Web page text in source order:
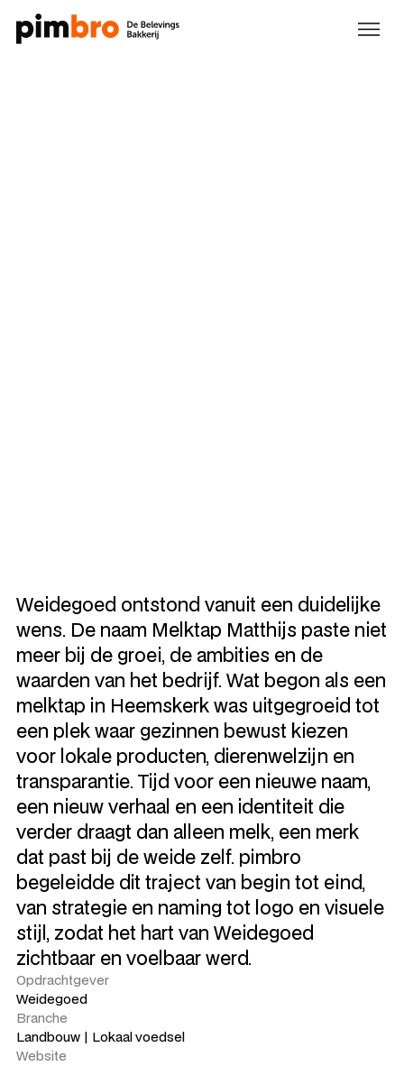
Opdrachtgever
Weidegoed
Branche
Landbouw | Lokaal voedsel
Website
Weidegoed ontstond vanuit een duidelijke
wens. De naam Melktap Matthijs paste niet
meer bij de groei, de ambities en de
waarden van het bedrijf. Wat begon als een
melktap in Heemskerk was uitgegroeid tot
een plek waar gezinnen bewust kiezen
voor lokale producten, dierenwelzijn en
transparantie. Tijd voor een nieuwe naam,
een nieuw verhaal en een identiteit die
verder draagt dan alleen melk, een merk
dat past bij de weide zelf. pimbro
begeleidde dit traject van begin tot eind,
van strategie en naming tot logo en visuele
stijl, zodat het hart van Weidegoed
zichtbaar en voelbaar werd.